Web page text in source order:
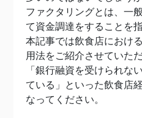
ファクタリングとは、一
て資金調達をすることを指
本記事では飲食店におけ
用法をご紹介させていた
「銀行融資を受けられな
ている」といった飲食店
なってください。